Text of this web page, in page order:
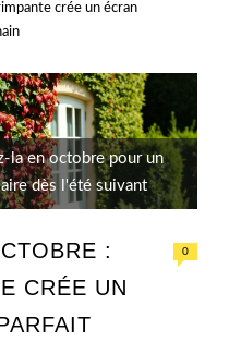
crée un écran
la en octobre pour un
dès l'été suivant
:
CRÉE UN
0